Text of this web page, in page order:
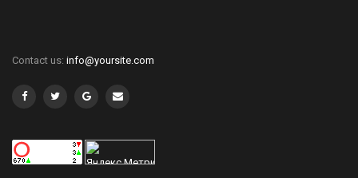
Contact us: info@yoursite.com